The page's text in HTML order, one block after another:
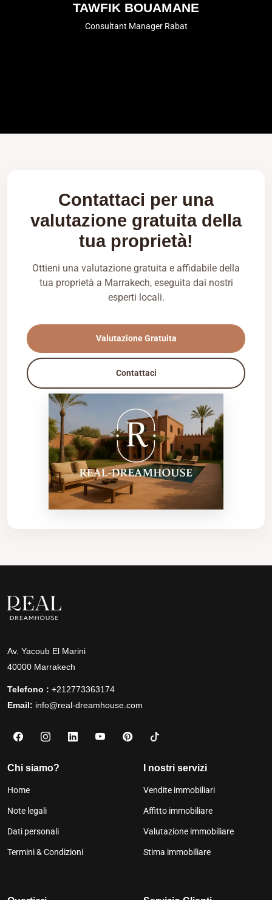
TAWFIK BOUAMANE
Consultant Manager Rabat
Contattaci per una
valutazione gratuita della
tua proprietà!
Ottieni una valutazione gratuita e affidabile della
tua proprietà a Marrakech, eseguita dai nostri
esperti locali.
Valutazione Gratuita
Contattaci
Av. Yacoub El Marini
40000 Marrakech
Telefono : +212773363174
Email: info@real-dreamhouse.com
Chi siamo?
Home
Note legali
Dati personali
Termini & Condizioni
I nostri servizi
Vendite immobiliari
Affitto immobiliare
Valutazione immobiliare
Stima immobiliare